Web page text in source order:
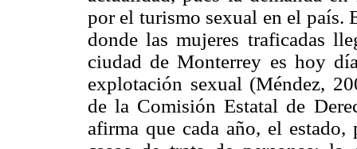
por el turismo sexual en el país.
donde las mujeres traficadas
ciudad de Monterrey es hoy
explotación sexual (Méndez,
de la Comisión Estatal de
afirma que cada año, el